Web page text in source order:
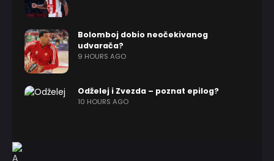
Bolomboj dobio neočekivanog
udvarača?
9 HOURS AGO
Odželej i Zvezda – poznat epilog?
10 HOURS AGO